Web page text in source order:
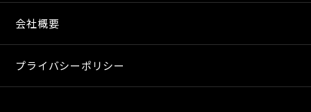
会社概要
プライバシーポリシー